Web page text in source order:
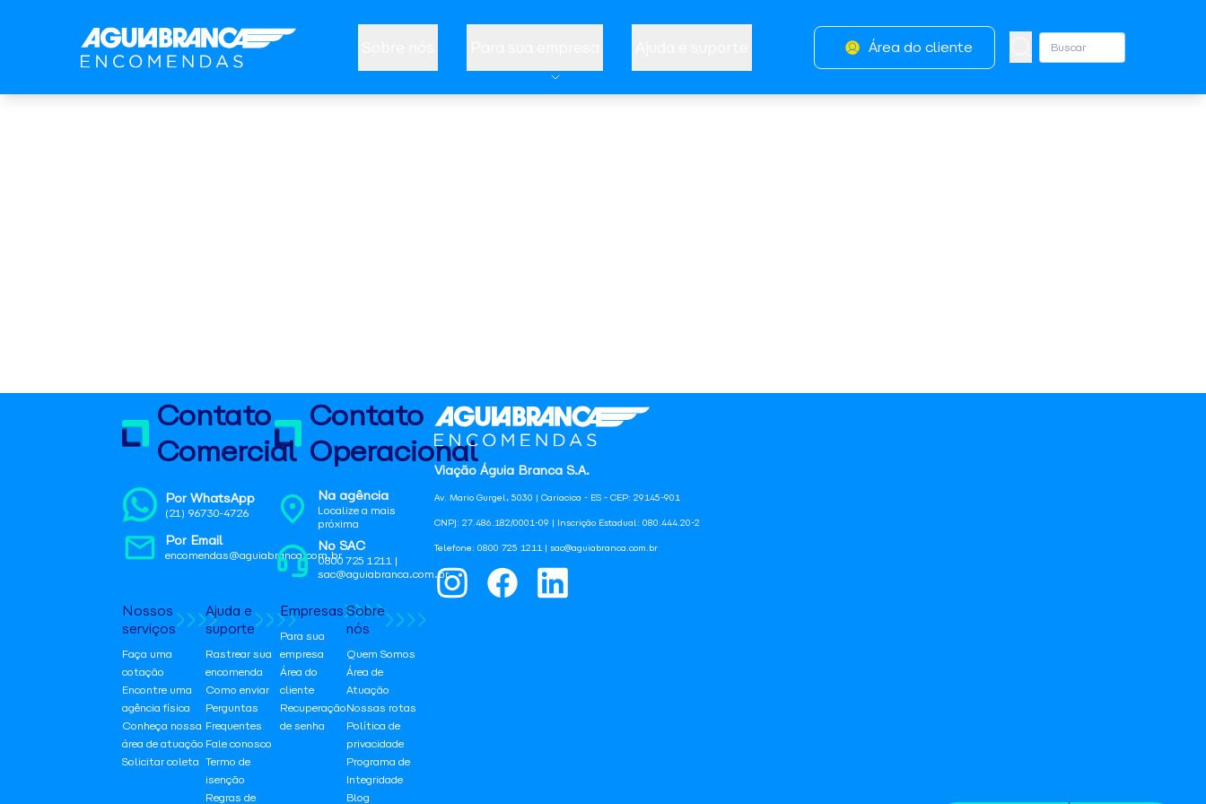
Área do cliente
Viação Águia Branca S.A.
Av. Mario Gurgel, 5030 | Cariacica - ES - CEP: 29145-901
CNPJ: 27.486.182/0001-09 | Inscrição Estadual: 080.444.20-2
Telefone: 0800 725 1211 | sac@aguiabranca.com.br
Contato
Comercial
Por WhatsApp
(21) 96730-4726
Por Email
encomendas@aguiabranca.com.br
Contato
Operacional
Na agência
Localize a mais
próxima
No SAC
0800 725 1211 |
sac@aguiabranca.com.br
Nossos
serviços
Faça uma
cotação
Encontre uma
agência física
Conheça nossa
área de atuação
Solicitar coleta
Ajuda e
suporte
Rastrear sua
encomenda
Como enviar
Perguntas
Frequentes
Fale conosco
Termo de
isenção
Regras de
Empresas
Para sua
empresa
Área do
cliente
Recuperação
de senha
Sobre
nós
Quem Somos
Área de
Atuação
Nossas rotas
Política de
privacidade
Programa de
Integridade
Blog